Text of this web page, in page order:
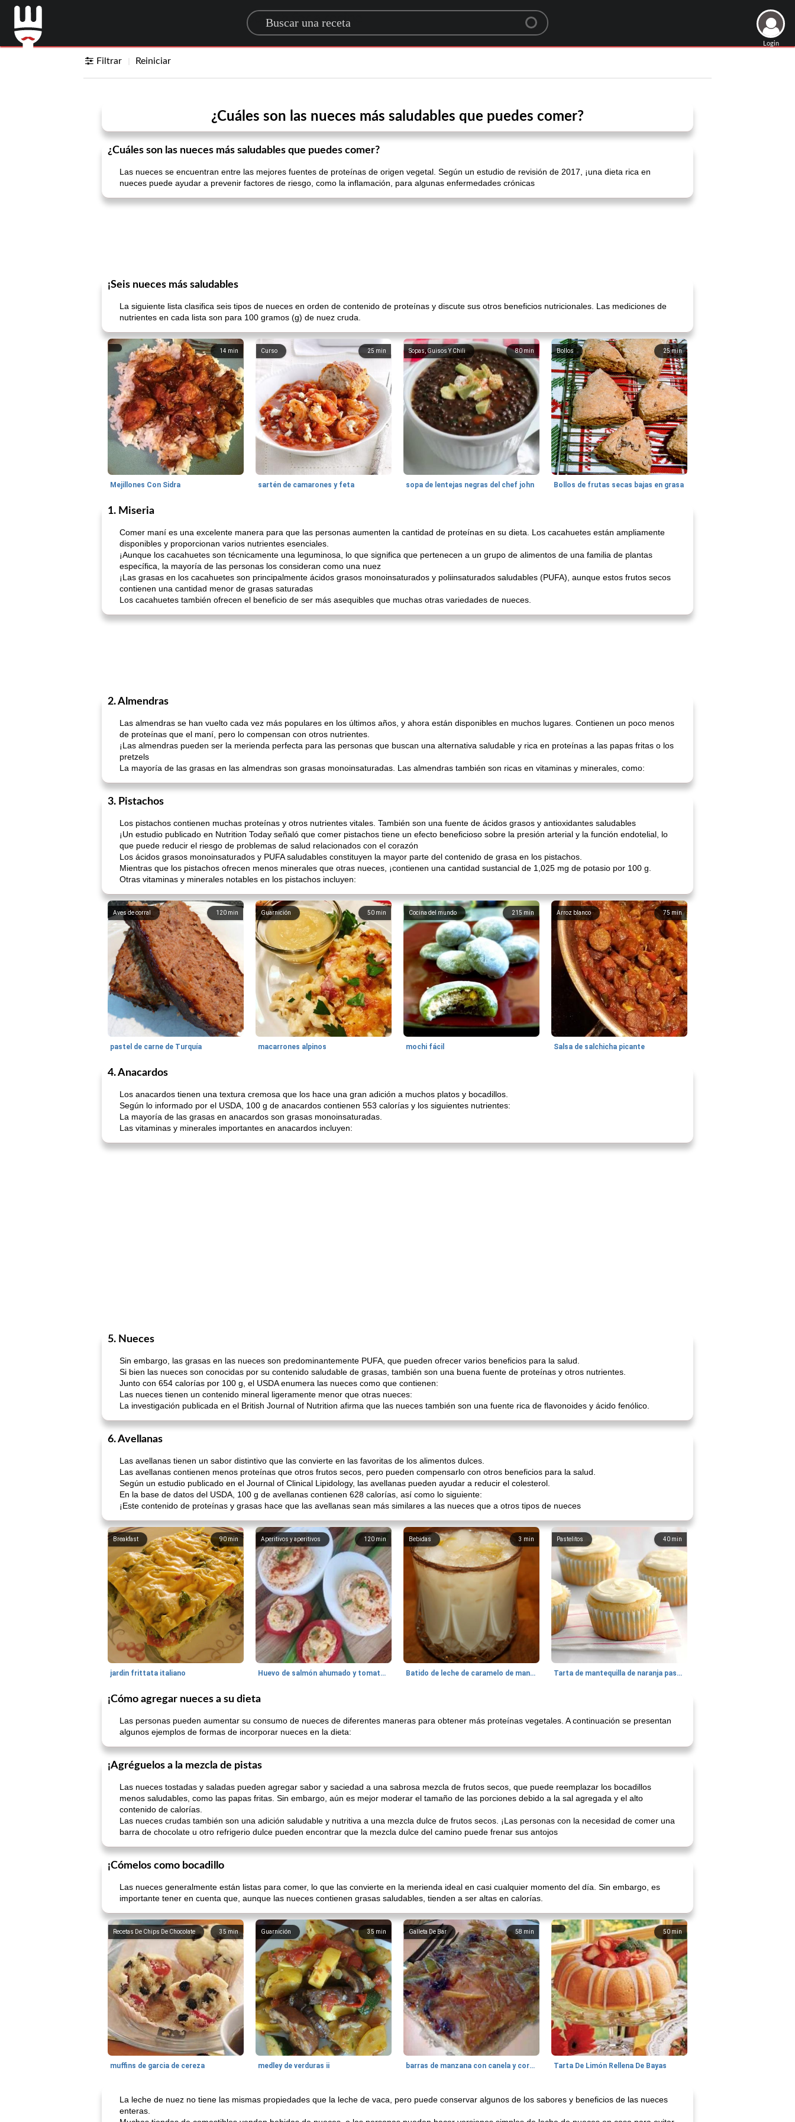
Search for a recipe
Login
Filtrar Reiniciar
¿Cuáles son las nueces más saludables que puedes comer?
¿Cuáles son las nueces más saludables que puedes comer?
Las nueces se encuentran entre las mejores fuentes de proteínas de origen vegetal. Según un estudio de revisión de 2017, ¡una dieta rica en
nueces puede ayudar a prevenir factores de riesgo, como la inflamación, para algunas enfermedades crónicas
¡Seis nueces más saludables
La siguiente lista clasifica seis tipos de nueces en orden de contenido de proteínas y discute sus otros beneficios nutricionales. Las mediciones de
nutrientes en cada lista son para 100 gramos (g) de nuez cruda.
14 min
Mejillones Con Sidra
25 min
Curso
sartén de camarones y feta
80 min
Sopas, Guisos Y Chili
sopa de lentejas negras del chef john
25min
Bollos
Bollos de frutas secas bajas en grasa
1. Miseria
Comer maní es una excelente manera para que las personas aumenten la cantidad de proteínas en su dieta. Los cacahuetes están ampliamente
disponibles y proporcionan varios nutrientes esenciales.
¡Aunque los cacahuetes son técnicamente una leguminosa, lo que significa que pertenecen a un grupo de alimentos de una familia de plantas
específica, la mayoría de las personas los consideran como una nuez
¡Las grasas en los cacahuetes son principalmente ácidos grasos monoinsaturados y poliinsaturados saludables (PUFA), aunque estos frutos secos
contienen una cantidad menor de grasas saturadas
Los cacahuetes también ofrecen el beneficio de ser más asequibles que muchas otras variedades de nueces.
2. Almendras
Las almendras se han vuelto cada vez más populares en los últimos años, y ahora están disponibles en muchos lugares. Contienen un poco menos
de proteínas que el maní, pero lo compensan con otros nutrientes.
¡Las almendras pueden ser la merienda perfecta para las personas que buscan una alternativa saludable y rica en proteínas a las papas fritas o los
pretzels
La mayoría de las grasas en las almendras son grasas monoinsaturadas. Las almendras también son ricas en vitaminas y minerales, como:
3. Pistachos
Los pistachos contienen muchas proteínas y otros nutrientes vitales. También son una fuente de ácidos grasos y antioxidantes saludables
¡Un estudio publicado en Nutrition Today señaló que comer pistachos tiene un efecto beneficioso sobre la presión arterial y la función endotelial, lo
que puede reducir el riesgo de problemas de salud relacionados con el corazón
Los ácidos grasos monoinsaturados y PUFA saludables constituyen la mayor parte del contenido de grasa en los pistachos.
Mientras que los pistachos ofrecen menos minerales que otras nueces, ¡contienen una cantidad sustancial de 1,025 mg de potasio por 100 g.
Otras vitaminas y minerales notables en los pistachos incluyen:
120 min
Aves de corral
pastel de carne de Turquía
50 min
Guarnición
macarrones alpinos
215 min
Cocina del mundo
mochi fácil
75 min
Arroz blanco
Salsa de salchicha picante
4. Anacardos
Los anacardos tienen una textura cremosa que los hace una gran adición a muchos platos y bocadillos.
Según lo informado por el USDA, 100 g de anacardos contienen 553 calorías y los siguientes nutrientes:
La mayoría de las grasas en anacardos son grasas monoinsaturadas.
Las vitaminas y minerales importantes en anacardos incluyen:
5. Nueces
Sin embargo, las grasas en las nueces son predominantemente PUFA, que pueden ofrecer varios beneficios para la salud.
Si bien las nueces son conocidas por su contenido saludable de grasas, también son una buena fuente de proteínas y otros nutrientes.
Junto con 654 calorías por 100 g, el USDA enumera las nueces como que contienen:
Las nueces tienen un contenido mineral ligeramente menor que otras nueces:
La investigación publicada en el British Journal of Nutrition afirma que las nueces también son una fuente rica de flavonoides y ácido fenólico.
6. Avellanas
Las avellanas tienen un sabor distintivo que las convierte en las favoritas de los alimentos dulces.
Las avellanas contienen menos proteínas que otros frutos secos, pero pueden compensarlo con otros beneficios para la salud.
Según un estudio publicado en el Journal of Clinical Lipidology, las avellanas pueden ayudar a reducir el colesterol.
En la base de datos del USDA, 100 g de avellanas contienen 628 calorías, así como lo siguiente:
¡Este contenido de proteínas y grasas hace que las avellanas sean más similares a las nueces que a otros tipos de nueces
90min
Breakfast
jardin frittata italiano
120 min
Aperitivos y aperitivos
Huevo de salmón ahumado y tomates rellenos.
3 min
Bebidas
Batido de leche de caramelo de mantequilla (alcohólico)
40 min
Pastelitos
Tarta de mantequilla de naranja pasada de moda
¡Cómo agregar nueces a su dieta
Las personas pueden aumentar su consumo de nueces de diferentes maneras para obtener más proteínas vegetales. A continuación se presentan
algunos ejemplos de formas de incorporar nueces en la dieta:
¡Agréguelos a la mezcla de pistas
Las nueces tostadas y saladas pueden agregar sabor y saciedad a una sabrosa mezcla de frutos secos, que puede reemplazar los bocadillos
menos saludables, como las papas fritas. Sin embargo, aún es mejor moderar el tamaño de las porciones debido a la sal agregada y el alto
contenido de calorías.
Las nueces crudas también son una adición saludable y nutritiva a una mezcla dulce de frutos secos. ¡Las personas con la necesidad de comer una
barra de chocolate u otro refrigerio dulce pueden encontrar que la mezcla dulce del camino puede frenar sus antojos
¡Cómelos como bocadillo
Las nueces generalmente están listas para comer, lo que las convierte en la merienda ideal en casi cualquier momento del día. Sin embargo, es
importante tener en cuenta que, aunque las nueces contienen grasas saludables, tienden a ser altas en calorías.
35 min
Recetas De Chips De Chocolate
muffins de garcia de cereza
35 min
Guarnición
medley de verduras ii
58 min
Galleta De Bar
barras de manzana con canela y corteza de mijo
50 min
Tarta De Limón Rellena De Bayas
La leche de nuez no tiene las mismas propiedades que la leche de vaca, pero puede conservar algunos de los sabores y beneficios de las nueces
enteras.